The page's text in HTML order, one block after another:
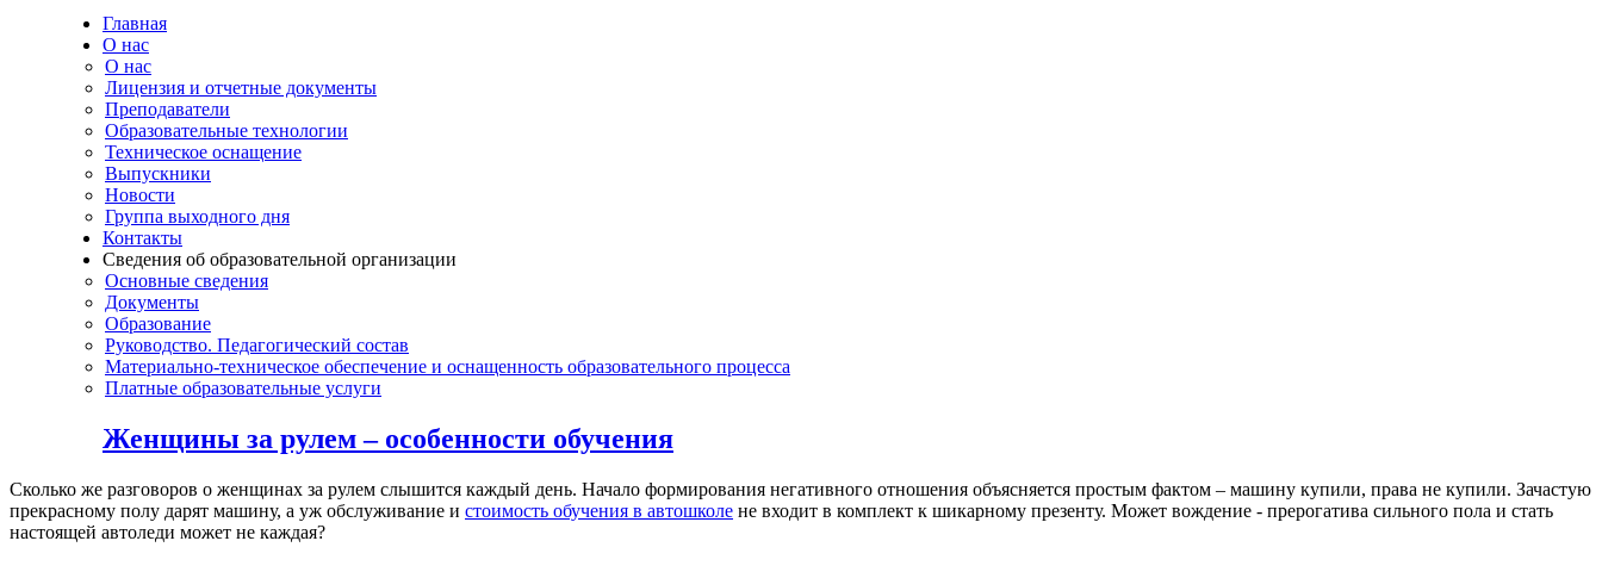
Главная
О нас
О нас
Лицензия и отчетные документы
Преподаватели
Образовательные технологии
Техническое оснащение
Выпускники
Новости
Группа выходного дня
Контакты
Сведения об образовательной организации
Основные сведения
Документы
Образование
Руководство. Педагогический состав
Материально-техническое обеспечение и оснащенность образовательного процесса
Платные образовательные услуги
Женщины за рулем – особенности обучения
Сколько же разговоров о женщинах за рулем слышится каждый день. Начало формирования негативного отношения объясняется простым фактом – машину купили, права не купили. Зачастую
прекрасному полу дарят машину, а уж обслуживание и стоимость обучения в автошколе не входит в комплект к шикарному презенту. Может вождение - прерогатива сильного пола и стать
настоящей автоледи может не каждая?